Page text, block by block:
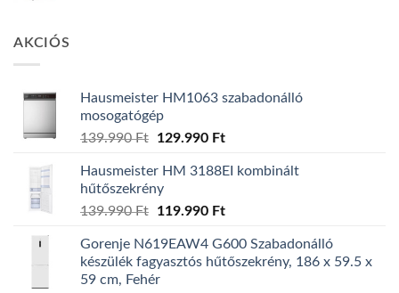
AKCIÓS
Hausmeister HM1063 szabadonálló
mosogatógép
139.990Ft
Original
was:
139.990 Ft.
129.990 FtCurrent
is:
Hausmeister HM 3188EI kombinált
hűtőszekrény
139.990Ft
Original
was:
139.990 Ft.
119.990 FtCurrent
is:
119.990 Ft.
Gorenje N619EAW4 G600 Szabadonálló
készülék fagyasztós hűtőszekrény, 186 x 59.5 x
59 cm, Fehér